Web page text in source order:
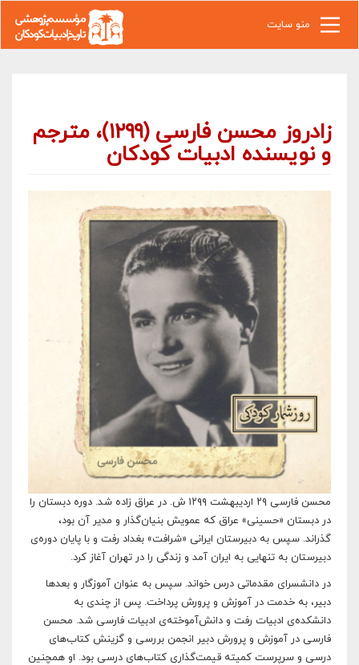
منو سایت
زادروز محسن فارسی (۱۲۹۹)، مترجم
و نویسنده ادبیات کودکان
محسن فارسی ۲۹ اردیبهشت ۱۲۹۹ ش. در عراق زاده شد. دوره دبستان را
در دبستان «حسینی» عراق كه عمویش بنیان‌گذار و مدیر آن بود،
گذراند. سپس به دبیرستان ایرانی «شرافت» بغداد رفت و با پایان دوره‌ی
دبیرستان به تنهایی به ایران آمد و زندگی را در تهران آغاز كرد.
در دانشسرای مقدماتی درس خواند. سپس به عنوان آموزگار و بعدها
دبیر، به خدمت در آموزش و پرورش پرداخت. پس از چندی به
دانشكده‌ی ادبیات رفت و دانش‌آموخته‌ی ادبیات فارسی شد. محسن
‌فارسی در آموزش و پرورش دبیر انجمن بررسی و گزینش كتاب‌های
درسی و سرپرست كمیته قیمت‌گذاری كتاب‌های درسی بود. او همچنین